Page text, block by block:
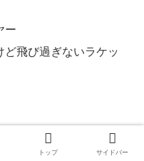
ー
飛び過ぎないラケッ
トップ サイドバー